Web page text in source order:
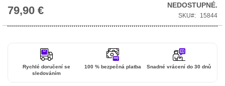
79,90 € NEDOSTUPNÉ.
SKU 15844
Rychlé doručení se
sledováním
100 % bezpečná platba Snadné vrácení do 30 dnů